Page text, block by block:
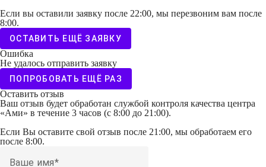
Если вы оставили заявку после 22:00, мы перезвоним вам после
8:00.
ОСТАВИТЬ ЕЩЁ ЗАЯВКУ
Ошибка
Не удалось отправить заявку
ПОПРОБОВАТЬ ЕЩЁ РАЗ
Оставить отзыв
Ваш отзыв будет обработан службой контроля качества центра
«Ами» в течение 3 часов (с 8:00 до 21:00).
Если Вы оставите свой отзыв после 21:00, мы обработаем его
после 8:00.
Ваше имя